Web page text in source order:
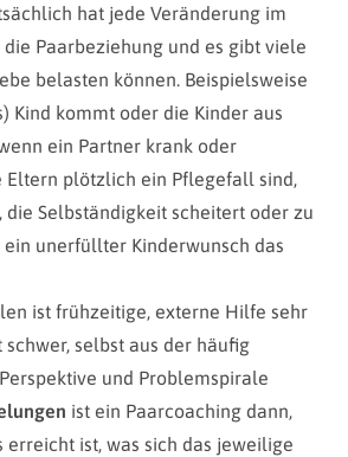
hat jede Veränderung im
Paarbeziehung und es gibt viele
belasten können. Beispielsweise
Kind kommt oder die Kinder aus
ein Partner krank oder
Eltern plötzlich ein Pflegefall sind,
die Selbständigkeit scheitert oder zu
unerfüllter Kinderwunsch das
ist frühzeitige, externe Hilfe sehr
schwer, selbst aus der häufig
und Problemspirale
ist ein Paarcoaching dann,
erreicht ist, was sich das jeweilige